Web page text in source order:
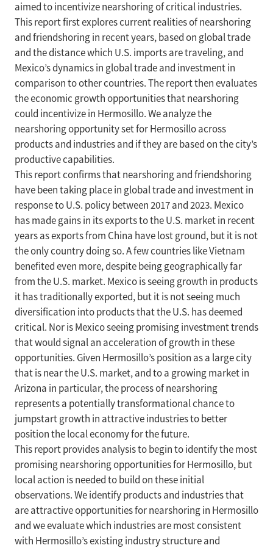
aimed to incentivize nearshoring of critical industries.
This report first explores current realities of nearshoring
and friendshoring in recent years, based on global trade
and the distance which U.S. imports are traveling, and
Mexico’s dynamics in global trade and investment in
comparison to other countries. The report then evaluates
the economic growth opportunities that nearshoring
could incentivize in Hermosillo. We analyze the
nearshoring opportunity set for Hermosillo across
products and industries and if they are based on the city’s
productive capabilities.
This report confirms that nearshoring and friendshoring
have been taking place in global trade and investment in
response to U.S. policy between 2017 and 2023. Mexico
has made gains in its exports to the U.S. market in recent
years as exports from China have lost ground, but it is not
the only country doing so. A few countries like Vietnam
benefited even more, despite being geographically far
from the U.S. market. Mexico is seeing growth in products
it has traditionally exported, but it is not seeing much
diversification into products that the U.S. has deemed
critical. Nor is Mexico seeing promising investment trends
that would signal an acceleration of growth in these
opportunities. Given Hermosillo’s position as a large city
that is near the U.S. market, and to a growing market in
Arizona in particular, the process of nearshoring
represents a potentially transformational chance to
jumpstart growth in attractive industries to better
position the local economy for the future.
This report provides analysis to begin to identify the most
promising nearshoring opportunities for Hermosillo, but
local action is needed to build on these initial
observations. We identify products and industries that
are attractive opportunities for nearshoring in Hermosillo
and we evaluate which industries are most consistent
with Hermosillo’s existing industry structure and